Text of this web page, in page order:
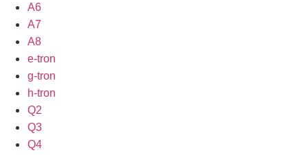
A6
A7
A8
e-tron
g-tron
h-tron
Q2
Q3
Q4